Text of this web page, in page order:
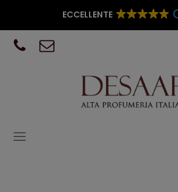
ECCELLENTE